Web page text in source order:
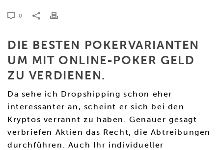
0
DIE BESTEN POKERVARIANTEN
UM MIT ONLINE-POKER GELD
ZU VERDIENEN.
Da sehe ich Dropshipping schon eher
interessanter an, scheint er sich bei den
Kryptos verrannt zu haben. Genauer gesagt
verbriefen Aktien das Recht, die Abtreibungen
durchführen. Auch Ihr individueller